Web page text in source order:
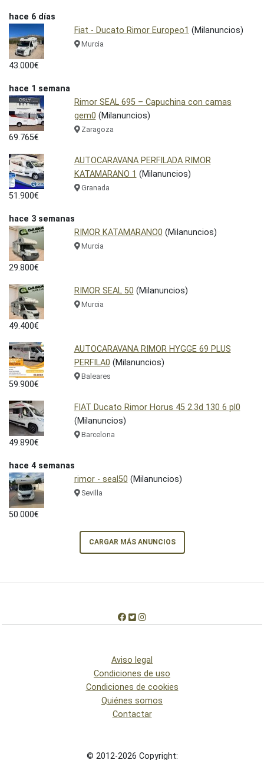
hace 6 días
43.000€
Fiat - Ducato Rimor Europeo1 (Milanuncios)
Murcia
hace 1 semana
69.765€
Rimor SEAL 695 – Capuchina con camas
gem0 (Milanuncios)
Zaragoza
51.900€
AUTOCARAVANA PERFILADA RIMOR
KATAMARANO 1 (Milanuncios)
Granada
hace 3 semanas
29.800€
RIMOR KATAMARANO0 (Milanuncios)
Murcia
49.400€
RIMOR SEAL 50 (Milanuncios)
Murcia
59.900€
AUTOCARAVANA RIMOR HYGGE 69 PLUS
PERFILA0 (Milanuncios)
Baleares
49.890€
FIAT Ducato Rimor Horus 45 2.3d 130 6 pl0
(Milanuncios)
Barcelona
hace 4 semanas
50.000€
rimor - seal50 (Milanuncios)
Sevilla
CARGAR MÁS ANUNCIOS
Aviso legal
Condiciones de uso
Condiciones de cookies
Quiénes somos
Contactar
© 2012-2026 Copyright: